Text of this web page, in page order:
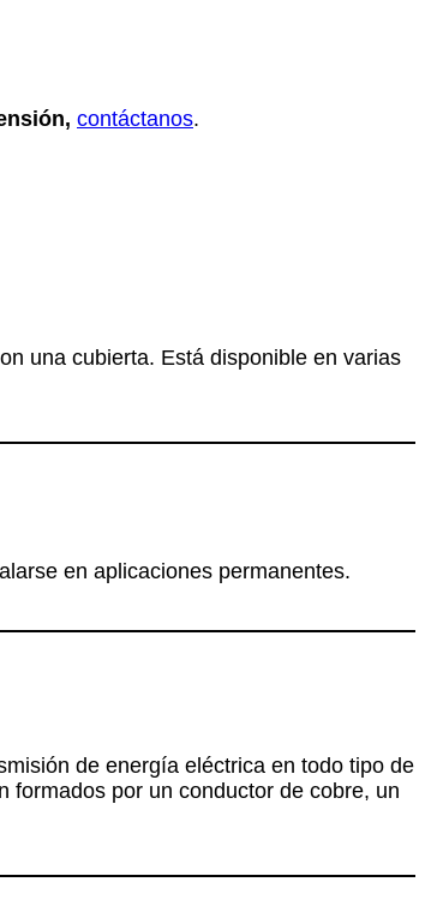
contáctanos.
una cubierta. Está disponible en varias
en aplicaciones permanentes.
de energía eléctrica en todo tipo de
formados por un conductor de cobre, un